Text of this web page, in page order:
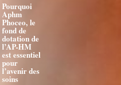
Pourquoi
Aphm
Phoceo, le
fond de
dotation de
l’AP-HM
est essentiel
pour
l’avenir des
soins